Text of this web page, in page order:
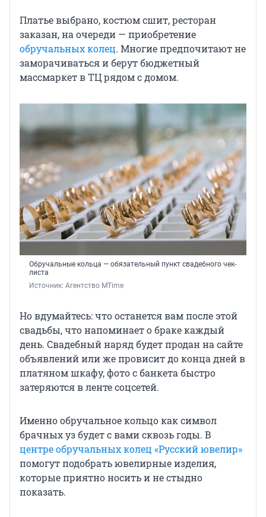
Платье выбрано, костюм сшит, ресторан
заказан, на очереди — приобретение
обручальных колец. Многие предпочитают не
заморачиваться и берут бюджетный
массмаркет в ТЦ рядом с домом.
Обручальные кольца — обязательный пункт свадебного чек-
листа
Источник: Агентство MTime
Но вдумайтесь: что останется вам после этой
свадьбы, что напоминает о браке каждый
день. Свадебный наряд будет продан на сайте
объявлений или же провисит до конца дней в
платяном шкафу, фото с банкета быстро
затеряются в ленте соцсетей.
Именно обручальное кольцо как символ
брачных уз будет с вами сквозь годы. В
центре обручальных колец «Русский ювелир»
помогут подобрать ювелирные изделия,
которые приятно носить и не стыдно
показать.